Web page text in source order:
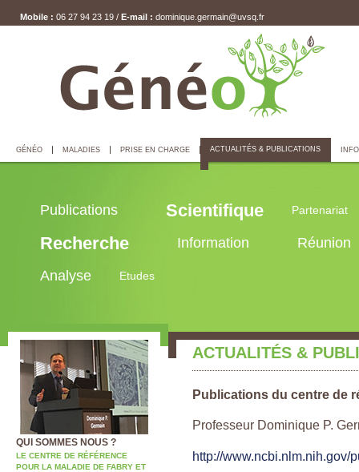
Mobile : 06 27 94 23 19 / E-mail : dominique.germain@uvsq.fr
GÉNÉO MALADIES PRISE EN CHARGE ACTUALITÉS & PUBLICATIONS
Publications Scientifique Partenariat
Recherche Information Réunion
Analyse Etudes
QUI SOMMES NOUS ?
LE CENTRE DE RÉFÉRENCE
POUR LA MALADIE DE FABRY ET
ACTUALITÉS &
Publications du centre de
Professeur Dominique P.
http://www.ncbi.nlm.nih.gov/